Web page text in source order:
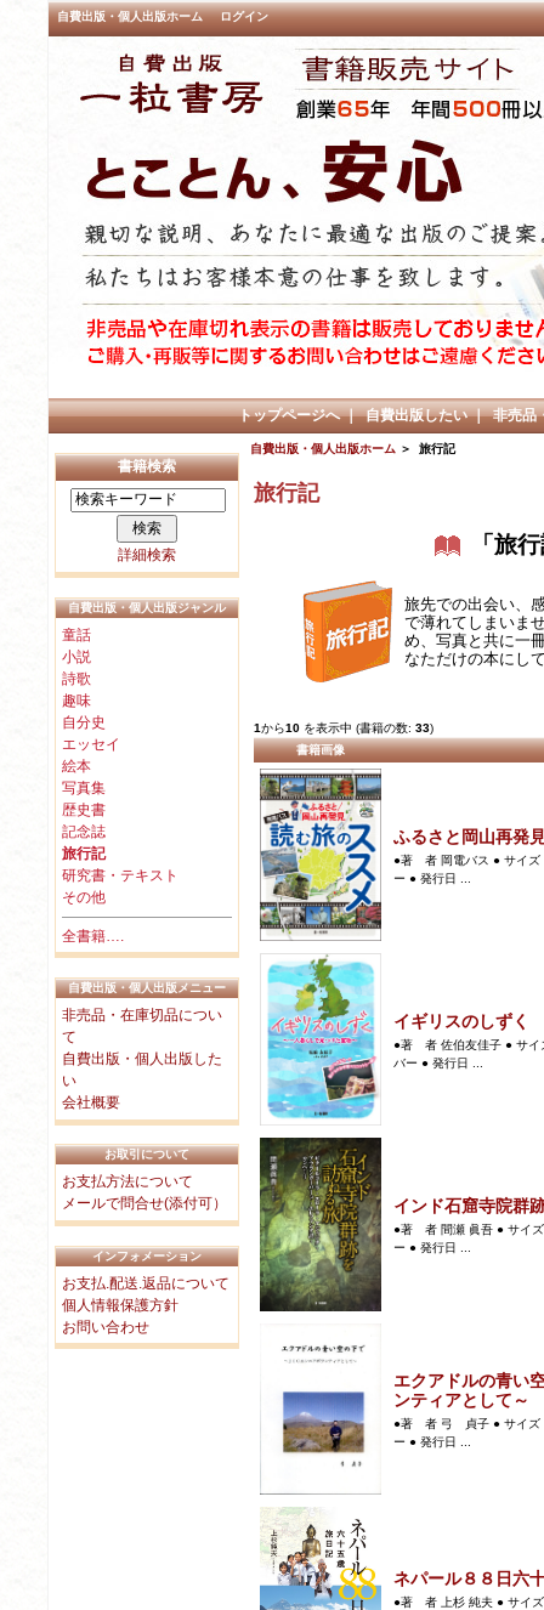
自費出版・個人出版ホーム ログイン
トップページへ｜自費出版したい｜非売品
書籍検索
詳細検索
自費出版・個人出版ジャンル
童話
小説
詩歌
趣味
自分史
エッセイ
絵本
写真集
歴史書
記念誌
旅行記
研究書・テキスト
その他
全書籍….
自費出版・個人出版メニュー
非売品・在庫切品につい
て
自費出版・個人出版した
い
会社概要
お取引について
お支払方法について
メールで問合せ(添付可）
インフォメーション
お支払.配送.返品について
個人情報保護方針
お問い合わせ
自費出版・個人出版ホーム＞ 旅行記
旅行記
「旅
旅先での出会い、
で薄れてしまいま
め、写真と共に一
なただけの本にし
1から10 を表示中 (書籍の数:33)
書籍画像
ふるさと岡山再発
●著 者 岡電バス ● サイズ
ー ● 発行日 ...
イギリスのしずく
●著 者 佐伯友佳子 ● サイ
バー ● 発行日 ...
インド石窟寺院群
●著 者 間瀬 眞吾 ● サイ
ー ● 発行日 ...
エクアドルの青い
ンティアとして～
●著 者 弓 貞子 ● サイズ
ー ● 発行日 ...
ネパール８８日六
●著 者 上杉 純夫 ● サイ